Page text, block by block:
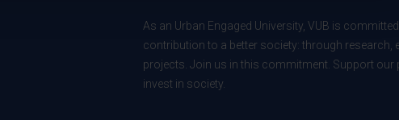
As an Urban Engaged University, VUB is
contribution to a better society: through research,
projects. Join us in this commitment. Support our
invest in society.